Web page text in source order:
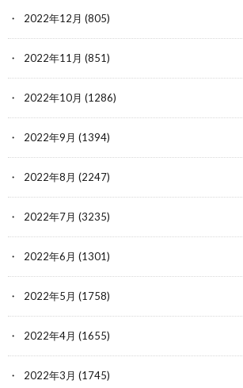
2022年12月 (805)
2022年11月 (851)
2022年10月 (1286)
2022年9月 (1394)
2022年8月 (2247)
2022年7月 (3235)
2022年6月 (1301)
2022年5月 (1758)
2022年4月 (1655)
2022年3月 (1745)